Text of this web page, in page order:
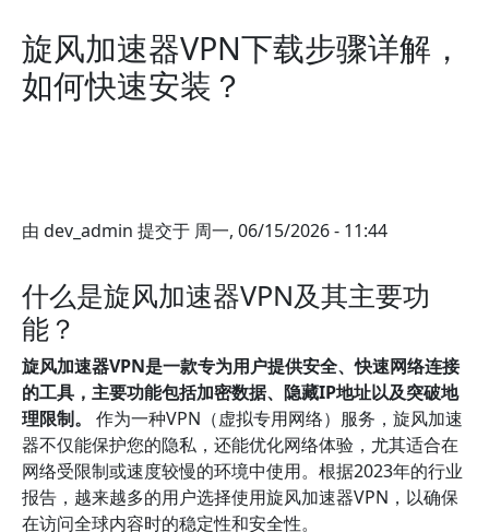
旋风加速器VPN下载步骤详解，
如何快速安装？
由 dev_admin 提交于 周一, 06/15/2026 - 11:44
什么是旋风加速器VPN及其主要功
能？
旋风加速器VPN是一款专为用户提供安全、快速网络连接
的工具，主要功能包括加密数据、隐藏IP地址以及突破地
理限制。
作为一种VPN（虚拟专用网络）服务，旋风加速
器不仅能保护您的隐私，还能优化网络体验，尤其适合在
网络受限制或速度较慢的环境中使用。根据2023年的行业
报告，越来越多的用户选择使用旋风加速器VPN，以确保
在访问全球内容时的稳定性和安全性。